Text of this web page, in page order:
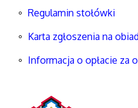
Regulamin stołówki
Karta zgłoszenia na
Informacja o opłacie za